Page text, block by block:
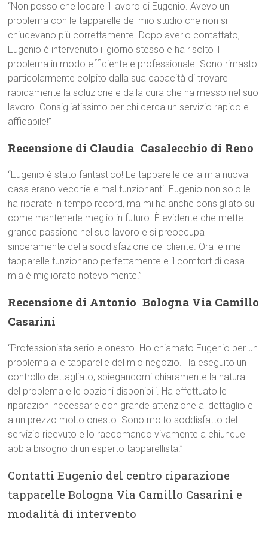
“Non posso che lodare il lavoro di Eugenio. Avevo un
problema con le tapparelle del mio studio che non si
chiudevano più correttamente. Dopo averlo contattato,
Eugenio è intervenuto il giorno stesso e ha risolto il
problema in modo efficiente e professionale. Sono rimasto
particolarmente colpito dalla sua capacità di trovare
rapidamente la soluzione e dalla cura che ha messo nel suo
lavoro. Consigliatissimo per chi cerca un servizio rapido e
affidabile!”
Recensione di Claudia  Casalecchio di Reno
“Eugenio è stato fantastico! Le tapparelle della mia nuova
casa erano vecchie e mal funzionanti. Eugenio non solo le
ha riparate in tempo record, ma mi ha anche consigliato su
come mantenerle meglio in futuro. È evidente che mette
grande passione nel suo lavoro e si preoccupa
sinceramente della soddisfazione del cliente. Ora le mie
tapparelle funzionano perfettamente e il comfort di casa
mia è migliorato notevolmente.”
Recensione di Antonio  Bologna Via Camillo
Casarini
“Professionista serio e onesto. Ho chiamato Eugenio per un
problema alle tapparelle del mio negozio. Ha eseguito un
controllo dettagliato, spiegandomi chiaramente la natura
del problema e le opzioni disponibili. Ha effettuato le
riparazioni necessarie con grande attenzione al dettaglio e
a un prezzo molto onesto. Sono molto soddisfatto del
servizio ricevuto e lo raccomando vivamente a chiunque
abbia bisogno di un esperto tapparellista.”
Contatti Eugenio del centro riparazione
tapparelle Bologna Via Camillo Casarini e
modalità di intervento